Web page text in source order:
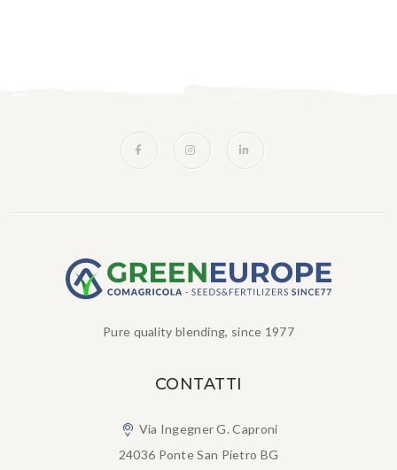
Pure quality blending, since 1977
CONTATTI
Via Ingegner G. Caproni
24036 Ponte San Pietro BG